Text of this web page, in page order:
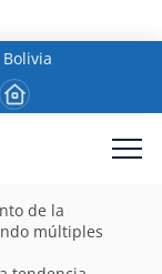
Bolivia
de la
múltiples